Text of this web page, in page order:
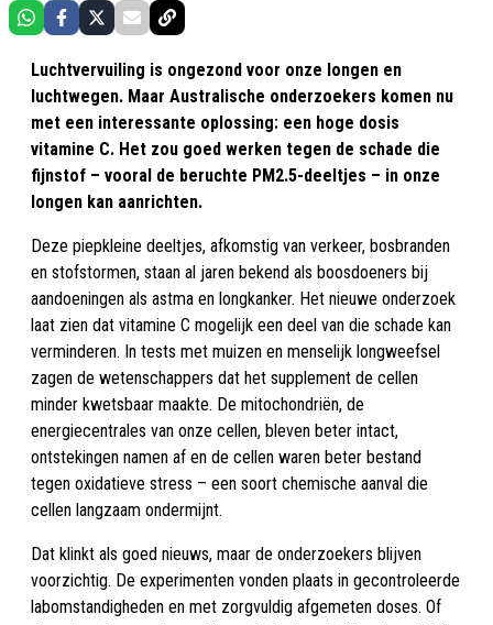
Luchtvervuiling is ongezond voor onze longen en
luchtwegen. Maar Australische onderzoekers komen nu
met een interessante oplossing: een hoge dosis
vitamine C. Het zou goed werken tegen de schade die
fijnstof – vooral de beruchte PM2.5-deeltjes – in onze
longen kan aanrichten.
Deze piepkleine deeltjes, afkomstig van verkeer, bosbranden
en stofstormen, staan al jaren bekend als boosdoeners bij
aandoeningen als astma en longkanker. Het nieuwe onderzoek
laat zien dat vitamine C mogelijk een deel van die schade kan
verminderen. In tests met muizen en menselijk longweefsel
zagen de wetenschappers dat het supplement de cellen
minder kwetsbaar maakte. De mitochondriën, de
energiecentrales van onze cellen, bleven beter intact,
ontstekingen namen af en de cellen waren beter bestand
tegen oxidatieve stress – een soort chemische aanval die
cellen langzaam ondermijnt.
Dat klinkt als goed nieuws, maar de onderzoekers blijven
voorzichtig. De experimenten vonden plaats in gecontroleerde
labomstandigheden en met zorgvuldig afgemeten doses. Of